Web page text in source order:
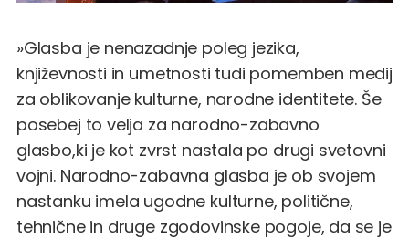
»Glasba je nenazadnje poleg jezika,
književnosti in umetnosti tudi pomemben medij
za oblikovanje kulturne, narodne identitete. Še
posebej to velja za narodno-zabavno
glasbo,ki je kot zvrst nastala po drugi svetovni
vojni. Narodno-zabavna glasba je ob svojem
nastanku imela ugodne kulturne, politične,
tehnične in druge zgodovinske pogoje, da se je